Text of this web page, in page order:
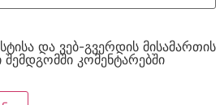
და ვებ-გვერდის მისამართის
შემდგომში კომენტარებში